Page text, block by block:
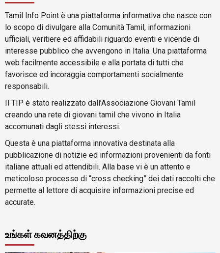
Tamil Info Point è una piattaforma informativa che nasce con
lo scopo di divulgare alla Comunità Tamil, informazioni
ufficiali, veritiere ed affidabili riguardo eventi e vicende di
interesse pubblico che avvengono in Italia. Una piattaforma
web facilmente accessibile e alla portata di tutti che
favorisce ed incoraggia comportamenti socialmente
responsabili.
Il TIP è stato realizzato dall’Associazione Giovani Tamil
creando una rete di giovani tamil che vivono in Italia
accomunati dagli stessi interessi.
Questa è una piattaforma innovativa destinata alla
pubblicazione di notizie ed informazioni provenienti da fonti
italiane attuali ed attendibili. Alla base vi è un attento e
meticoloso processo di “cross checking” dei dati raccolti che
permette al lettore di acquisire informazioni precise ed
accurate.
உங்கள் கவனத்திற்கு